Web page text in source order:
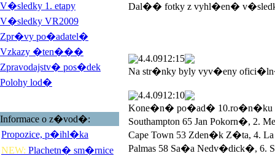
V�sledky 1. etapy
V�sledky VR2009
Zpr�vy po�adatel�
Vzkazy �ten���
Zpravodajstv� pos�dek
Polohy lod�
Informace o z�vod�:
Propozice, p�ihl�ka
NEW: Plachetn� sm�rnice
Dal�� fotky z vyhl�en�
4.4.0912:15
Na str�nky byly vyv�eny
4.4.0912:10
Kone�n� po�ad� 10.ro�n�ku
Southampton 65 Jan Pokorn�,
Cape Town 53 Zden�k Z�ta, 4.
Palmas 58 Sa�a Nedv�dick�, 6.